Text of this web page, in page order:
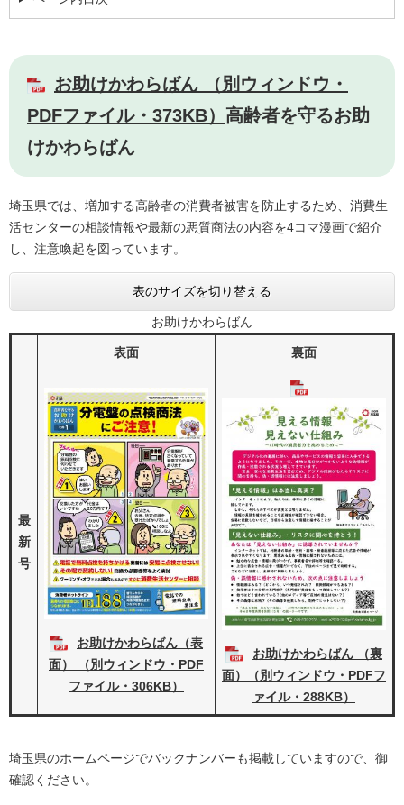
お助けかわらばん （別ウィンドウ・
PDFファイル・373KB） 高齢者を守るお助
けかわらばん
埼玉県では、増加する高齢者の消費者被害を防止するため、消費生
活センターの相談情報や最新の悪質商法の内容を4コマ漫画で紹介
し、注意喚起を図っています。
表のサイズを切り替える
お助けかわらばん
表面 裏面
最
新
号
お助けかわらばん（表
面） （別ウィンドウ・PDF
ファイル・306KB）
お助けかわらばん （裏
面）（別ウィンドウ・PDFフ
ァイル・288KB）
埼玉県のホームページでバックナンバーも掲載していますので、御
確認ください。